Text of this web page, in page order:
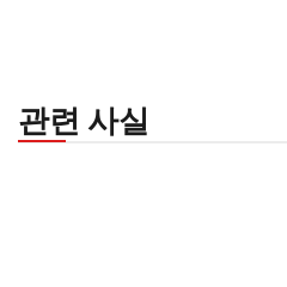
관련 사실